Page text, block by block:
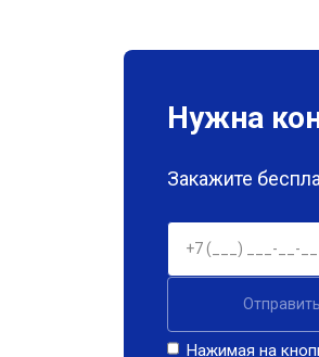
Нужна
Закажите
Нажимая на